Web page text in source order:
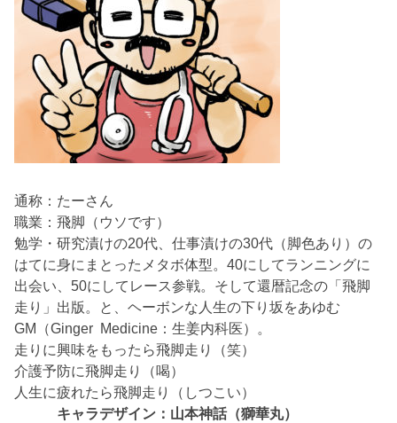
通称：たーさん
職業：飛脚（ウソです）
勉学・研究漬けの20代、仕事漬けの30代（脚色あり）の
はてに身にまとったメタボ体型。40にしてランニングに
出会い、50にしてレース参戦。そして還暦記念の「飛脚
走り」出版。と、ヘーボンな人生の下り坂をあゆむ
GM（Ginger Medicine：生姜内科医）。
走りに興味をもったら飛脚走り（笑）
介護予防に飛脚走り（喝）
人生に疲れたら飛脚走り（しつこい）
キャラデザイン：山本神話（獅華丸）